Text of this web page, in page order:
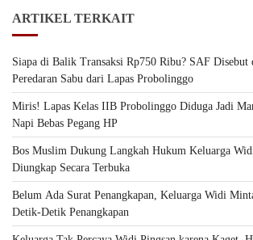
ARTIKEL TERKAIT
Siapa di Balik Transaksi Rp750 Ribu? SAF Disebut
Peredaran Sabu dari Lapas Probolinggo
Miris! Lapas Kelas IIB Probolinggo Diduga Jadi
Napi Bebas Pegang HP
Bos Muslim Dukung Langkah Hukum Keluarga
Diungkap Secara Terbuka
Belum Ada Surat Penangkapan, Keluarga Widi
Detik-Detik Penangkapan